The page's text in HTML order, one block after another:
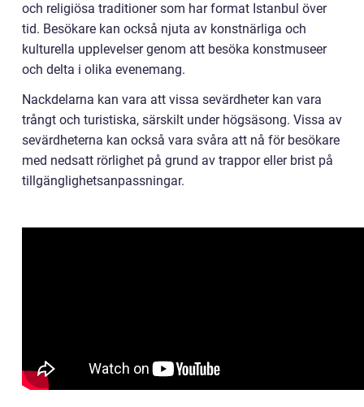
och religiösa traditioner som har format Istanbul över
tid. Besökare kan också njuta av konstnärliga och
kulturella upplevelser genom att besöka konstmuseer
och delta i olika evenemang.
Nackdelarna kan vara att vissa sevärdheter kan vara
trångt och turistiska, särskilt under högsäsong. Vissa av
sevärdheterna kan också vara svåra att nå för besökare
med nedsatt rörlighet på grund av trappor eller brist på
tillgänglighetsanpassningar.